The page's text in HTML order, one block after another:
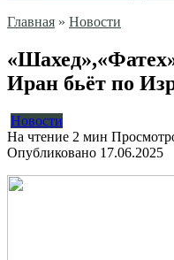
Главная » Новости
Иран бьёт по
Новости
На чтение 2 мин
Опубликовано 17.06.2025